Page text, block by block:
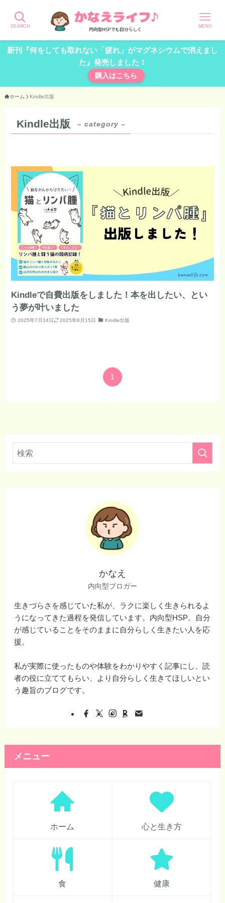
SEARCH MENU
新刊『何をしても取れない「疲れ」がマグネシウムで消えまし
た』発売しました！
購入はこちら
ホーム Kindle出版
Kindle出版 – category –
Kindleで自費出版をしました！本を出したい、とい
う夢が叶いました
2025年7月14日 2025年8月15日 Kindle出版
1
かなえ
内向型ブロガー
生きづらさを感じていた私が、ラクに楽しく生きられるよ
うになってきた過程を発信しています。内向型HSP。自分
が感じていることをそのままに自分らしく生きたい人を応
援。
私が実際に使ったものや体験をわかりやすく記事にし、読
者の役に立ててもらい、より自分らしく生きてほしいとい
う趣旨のブログです。
メニュー
ホーム 心と生き方
食 健康